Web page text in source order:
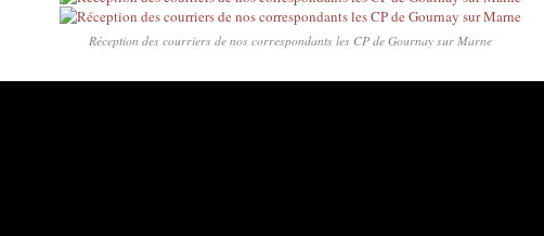
Réception des courriers de nos correspondants les CP de Gournay sur Marne